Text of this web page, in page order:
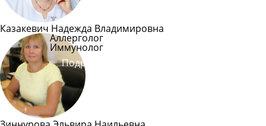
Казакевич Надежда Владимировна
Аллерголог
Иммунолог
Подробнее